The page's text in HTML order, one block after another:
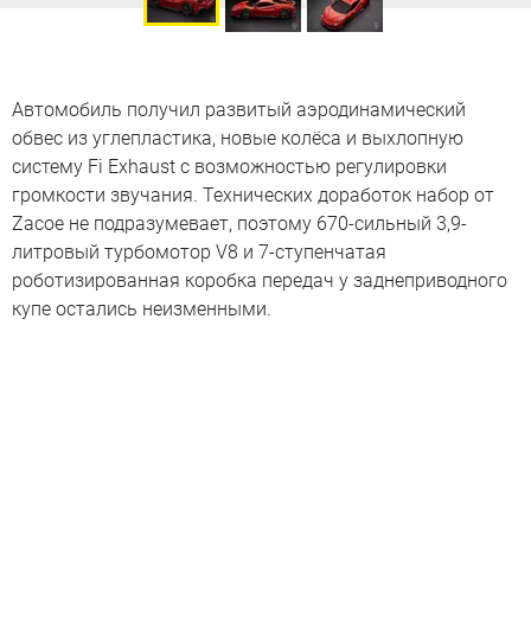
Автомобиль получил развитый аэродинамический
обвес из углепластика, новые колёса и выхлопную
систему Fi Exhaust с возможностью регулировки
громкости звучания. Технических доработок набор от
Zacoe не подразумевает, поэтому 670-сильный 3,9-
литровый турбомотор V8 и 7-ступенчатая
роботизированная коробка передач у заднеприводного
купе остались неизменными.